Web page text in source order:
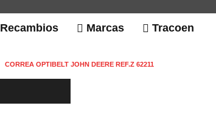
Recambios Marcas Tracoen
CORREA OPTIBELT JOHN DEERE REF.Z 62211